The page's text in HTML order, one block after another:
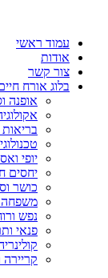
עמוד ראשי
אודות
צור קשר
בלוג אורח
אופנה
יופי
יחסים
כושר
משפחה
נפש
פנאי